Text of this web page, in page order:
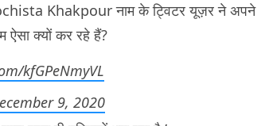
Khakpour नाम के ट्विटर यूज़र ने अपने
क्यों कर रहे हैं?
kfGPeNmyVL
9, 2020